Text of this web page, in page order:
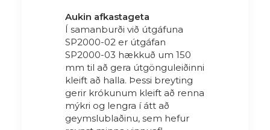
Aukin afkastageta
Í samanburði við útgáfuna
SP2000-02 er útgáfan
SP2000-03 hækkuð um 150
mm til að gera útgönguleiðinni
kleift að halla. Þessi breyting
gerir krókunum kleift að renna
mýkri og lengra í átt að
geymslublaðinu, sem hefur